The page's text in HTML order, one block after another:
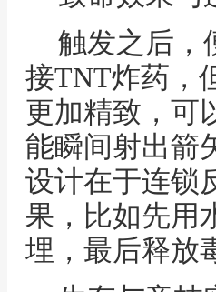
触发之后，
接TNT炸药，
更加精致，可
能瞬间射出箭
设计在于连锁
果，比如先用
埋，最后释放